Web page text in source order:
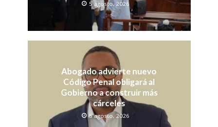
5 agosto, 2026
Abogado advierte nuevo
Código Penal obligará al
Gobierno a construir más
cárceles
5 agosto, 2026